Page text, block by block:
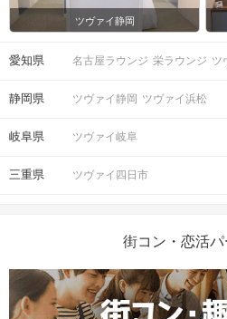
ツヴァイ静岡
愛知県 名古屋ラウンジ 栄ラウンジ ツ
静岡県 ツヴァイ静岡 ツヴァイ浜松
岐阜県 ツヴァイ岐阜
三重県 ツヴァイ四日市
街コン・恋活